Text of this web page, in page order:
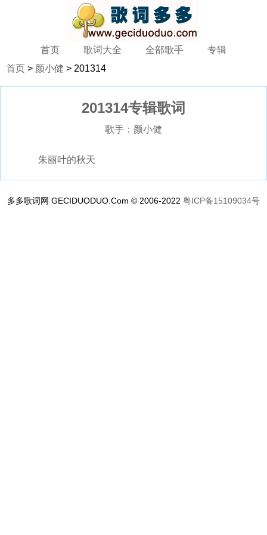
首页 歌词大全 全部歌手
专辑
首页 > 颜小健 > 201314
201314专辑歌词
歌手： 颜小健
朱丽叶的秋天
多多歌词网 GECIDUODUO.Com © 2006-2022 粤ICP备15109034号